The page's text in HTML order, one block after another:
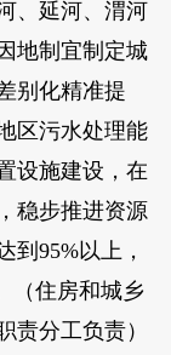
、延河、渭河
地制宜制定城
别化精准提
区污水处理能
设施建设，在
稳步推进资源
到95%以上，
（住房和城乡
责分工负责）